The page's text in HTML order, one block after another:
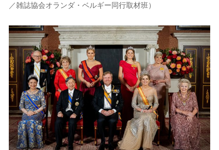
／雑誌協会オランダ・ベルギー同行取材班）